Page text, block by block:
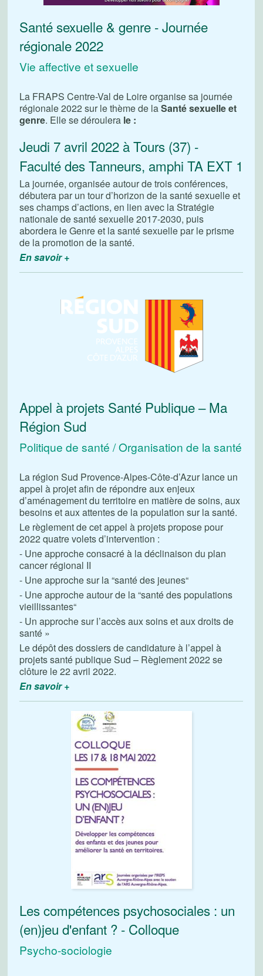
Santé sexuelle & genre - Journée
régionale 2022
Vie affective et sexuelle
La FRAPS Centre-Val de Loire organise sa journée
régionale 2022 sur le thème de laSanté sexuelle et
genre. Elle se déroulera le :
Jeudi 7 avril 2022 à Tours (37) -
Faculté des Tanneurs, amphi TA EXT 1
La journée, organisée autour de trois conférences,
débutera par un tour d’horizon de la santé sexuelle et
ses champs d’actions, en lien avec la Stratégie
nationale de santé sexuelle 2017-2030, puis
abordera le Genre et la santé sexuelle par le prisme
de la promotion de la santé.
En savoir +
Appel à projets Santé Publique – Ma
Région Sud
Politique de santé / Organisation de la santé
La région Sud Provence-Alpes-Côte-d’Azur lance un
appel à projet afin de répondre aux enjeux
d’aménagement du territoire en matière de soins, aux
besoins et aux attentes de la population sur la santé.
Le règlement de cet appel à projets propose pour
2022 quatre volets d’intervention :
- Une approche consacré à la déclinaison du plan
cancer régional II
- Une approche sur la “santé des jeunes“
- Une approche autour de la “santé des populations
vieillissantes“
- Un approche sur l’accès aux soins et aux droits de
santé »
Le dépôt des dossiers de candidature à l’appel à
projets santé publique Sud – Règlement 2022 se
clôture le 22 avril 2022.
En savoir +
Les compétences psychosociales : un
(en)jeu d'enfant ? - Colloque
Psycho-sociologie